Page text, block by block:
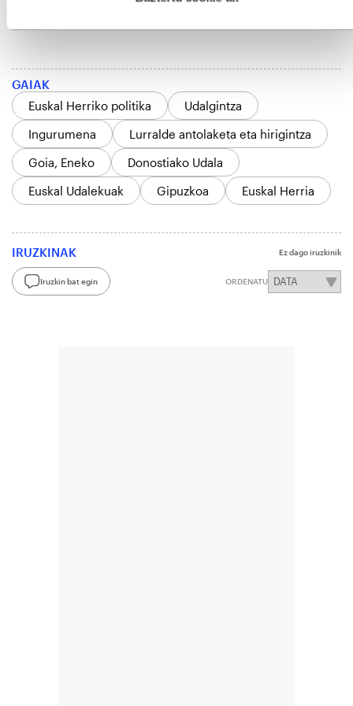
GAIAK
Euskal Herriko politika
Udalgintza
Ingurumena
Lurralde antolaketa eta hirigintza
Goia, Eneko
Donostiako Udala
Euskal Udalekuak
Gipuzkoa Euskal Herria
IRUZKINAK Ez dago iruzkinik
Iruzkin bat egin ORDENATU